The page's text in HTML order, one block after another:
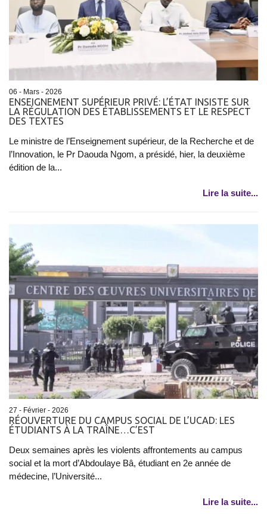
06 - Mars - 2026
ENSEIGNEMENT SUPÉRIEUR PRIVÉ: L’ÉTAT INSISTE SUR
LA RÉGULATION DES ÉTABLISSEMENTS ET LE RESPECT
DES TEXTES
Le ministre de l’Enseignement supérieur, de la Recherche et de
l’Innovation, le Pr Daouda Ngom, a présidé, hier, la deuxième
édition de la...
Lire la suite...
27 - Février - 2026
RÉOUVERTURE DU CAMPUS SOCIAL DE L’UCAD: LES
ÉTUDIANTS À LA TRAÎNE…C’EST
Deux semaines après les violents affrontements au campus
social et la mort d’Abdoulaye Bâ, étudiant en 2e année de
médecine, l’Université...
Lire la suite...